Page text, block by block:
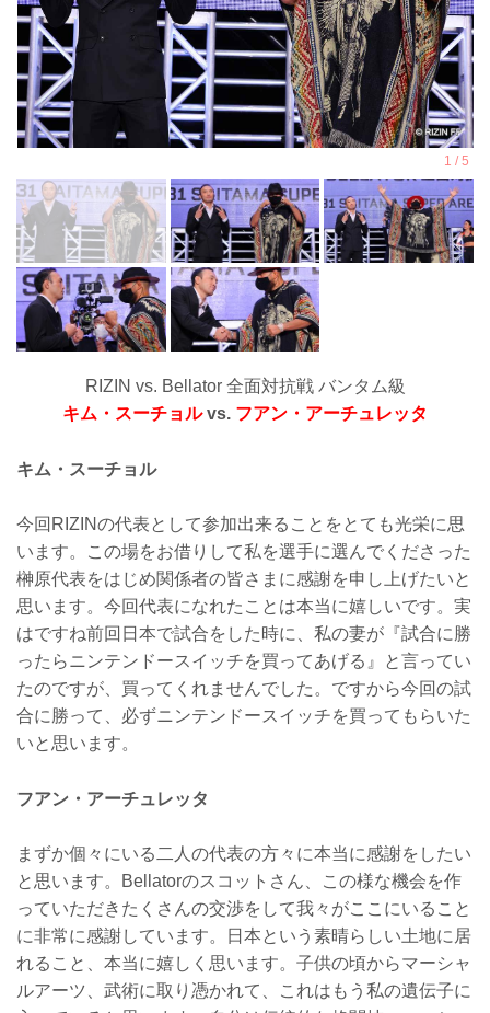
RIZIN vs. Bellator 全面対抗戦 バンタム級
キム・スーチョルvs. フアン・アーチュレッタ
キム・スーチョル
今回RIZINの代表として参加出来ることをとても光栄に思
います。この場をお借りして私を選手に選んでくださった
榊原代表をはじめ関係者の皆さまに感謝を申し上げたいと
思います。今回代表になれたことは本当に嬉しいです。実
はですね前回日本で試合をした時に、私の妻が『試合に勝
ったらニンテンドースイッチを買ってあげる』と言ってい
たのですが、買ってくれませんでした。ですから今回の試
合に勝って、必ずニンテンドースイッチを買ってもらいた
いと思います。
フアン・アーチュレッタ
まずか個々にいる二人の代表の方々に本当に感謝をしたい
と思います。Bellatorのスコットさん、この様な機会を作
っていただきたくさんの交渉をして我々がここにいること
に非常に感謝しています。日本という素晴らしい土地に居
れること、本当に嬉しく思います。子供の頃からマーシャ
ルアーツ、武術に取り憑かれて、これはもう私の遺伝子に